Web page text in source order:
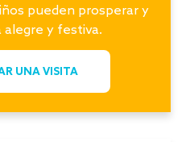
pueden prosperar y
alegre y festiva.
UNA VISITA